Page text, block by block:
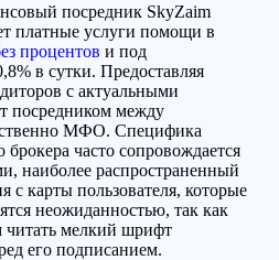
посредник SkyZaim
платные услуги помощи в
процентов и под
в сутки. Предоставляя
с актуальными
посредником между
МФО. Специфика
брокера часто сопровождается
наиболее распространенный
с карты пользователя, которые
неожиданностью, так как
мелкий шрифт
его подписанием.